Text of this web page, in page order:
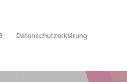
Datenschutzerklärung